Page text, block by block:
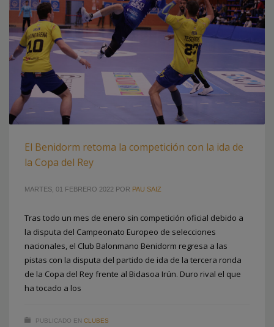
El Benidorm retoma la competición con la ida de
la Copa del Rey
MARTES, 01 FEBRERO 2022 POR PAU SAIZ
Tras todo un mes de enero sin competición oficial debido a
la disputa del Campeonato Europeo de selecciones
nacionales, el Club Balonmano Benidorm regresa a las
pistas con la disputa del partido de ida de la tercera ronda
de la Copa del Rey frente al Bidasoa Irún. Duro rival el que
ha tocado a los
PUBLICADO EN CLUBES